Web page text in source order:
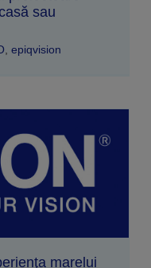
sau
epiqvision
marelui